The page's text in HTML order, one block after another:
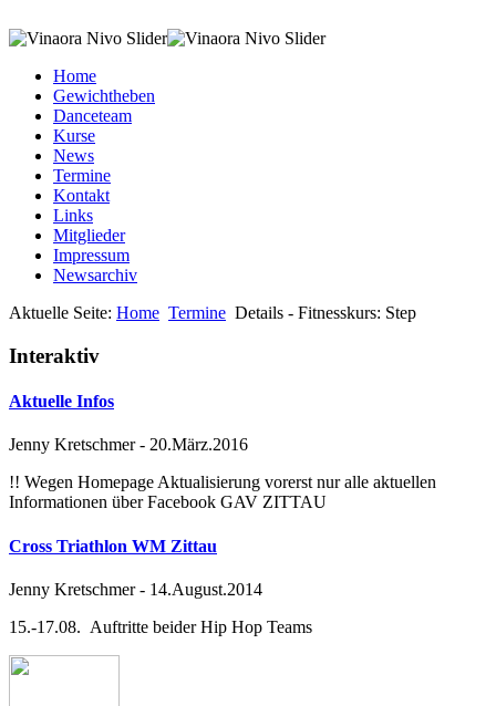
Home
Gewichtheben
Danceteam
Kurse
News
Termine
Kontakt
Links
Mitglieder
Impressum
Newsarchiv
Aktuelle Seite: Home Termine Details - Fitnesskurs: Step
Interaktiv
Aktuelle Infos
Jenny Kretschmer- 20.März.2016
!! Wegen Homepage Aktualisierung vorerst nur alle aktuellen
Informationen über Facebook GAV ZITTAU
Cross Triathlon WM Zittau
Jenny Kretschmer- 14.August.2014
15.-17.08. Auftritte beider Hip Hop Teams